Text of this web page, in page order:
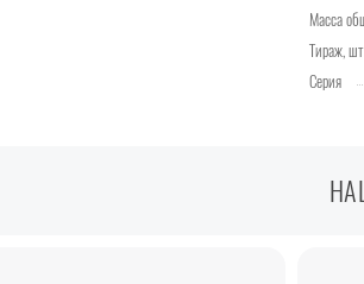
Масса
Тираж, шт
Серия